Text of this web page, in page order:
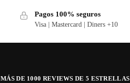
Pagos 100% seguros
Visa | Mastercard | Diners +10
MÁS DE 1000 REVIEWS DE 5 ESTRELLAS